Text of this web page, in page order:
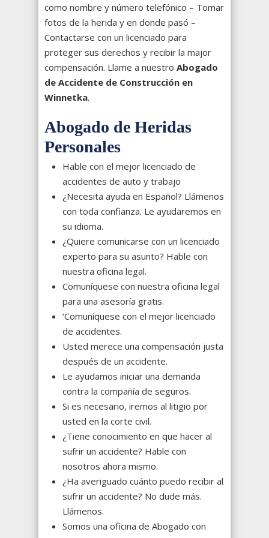
como nombre y número telefónico – Tomar
fotos de la herida y en donde pasó –
Contactarse con un licenciado para
proteger sus derechos y recibir la major
compensación. Llame a nuestro Abogado
de Accidente de Construcción en
Winnetka.
Abogado de Heridas
Personales
Hable con el mejor licenciado de
accidentes de auto y trabajo
¿Necesita ayuda en Español? Llámenos
con toda confianza. Le ayudaremos en
su idioma.
¿Quiere comunicarse con un licenciado
experto para su asunto? Hable con
nuestra oficina legal.
Comuníquese con nuestra oficina legal
para una asesoría gratis.
‘Comuníquese con el mejor licenciado
de accidentes.
Usted merece una compensación justa
después de un accidente.
Le ayudamos iniciar una demanda
contra la compañía de seguros.
Si es necesario, iremos al litigio por
usted en la corte civil.
¿Tiene conocimiento en que hacer al
sufrir un accidente? Hable con
nosotros ahora mismo.
¿Ha averiguado cuánto puedo recibir al
sufrir un accidente? No dude más.
Llámenos.
Somos una oficina de Abogado con